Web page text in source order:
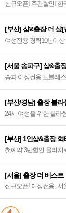
성전용
신규오픈! 주간할인! 한
[부산] 샵&출장 더 샾[
여성전용 경력10년이
[서울 송파구] 샵&출
업소
송파 여성전용 노블레
[부산/경남] 출장 블라
24시 여성을 위한 블라
[부산] 1인샵&출장 혁
첫예약 3만할인 물리치
[서울] 출장 더 베스트
신규오픈! 여성전용, 서